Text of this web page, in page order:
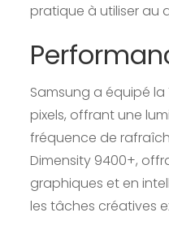
pratique à utiliser au
Samsung a équipé la
pixels, offrant une
fréquence de
Dimensity 9400+,
graphiques et en
les tâches créatives